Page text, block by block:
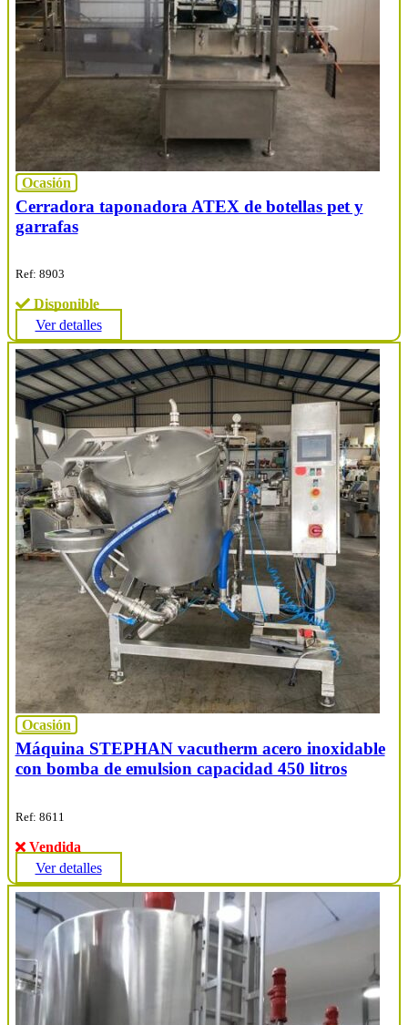
Ocasión
Cerradora taponadora ATEX de botellas pet y
garrafas
Ref: 8903
Disponible
Ver detalles
Ocasión
Máquina STEPHAN vacutherm acero inoxidable
con bomba de emulsion capacidad 450 litros
Ref: 8611
Vendida
Ver detalles